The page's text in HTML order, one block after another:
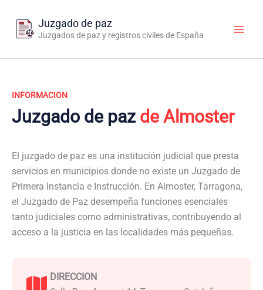
contenido
Juzgado de paz
Juzgados de paz y registros civiles de España
INFORMACION
Juzgado de paz de Almoster
El juzgado de paz es una institución judicial que presta
servicios en municipios donde no existe un Juzgado de
Primera Instancia e Instrucción. En Almoster, Tarragona,
el Juzgado de Paz desempeña funciones esenciales
tanto judiciales como administrativas, contribuyendo al
acceso a la justicia en las localidades más pequeñas.
DIRECCION